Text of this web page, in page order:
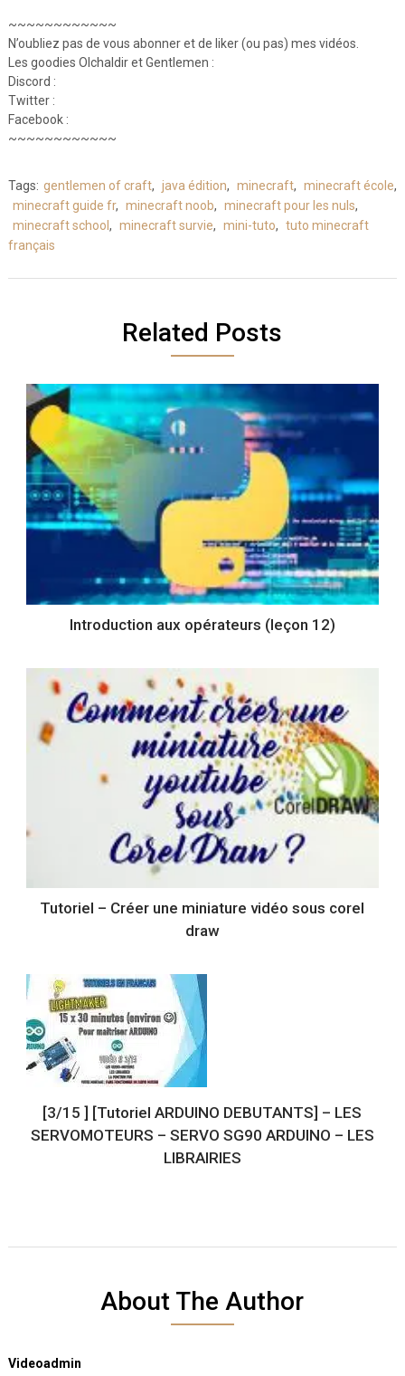
~~~~~~~~~~~~
N’oubliez pas de vous abonner et de liker (ou pas) mes vidéos.
Les goodies Olchaldir et Gentlemen :
Discord :
Twitter :
Facebook :
~~~~~~~~~~~~
Tags: gentlemen of craft, java édition, minecraft, minecraft école,
minecraft guide fr, minecraft noob, minecraft pour les nuls,
minecraft school , minecraft survie, mini-tuto, tuto minecraft
français
Related Posts
Introduction aux opérateurs (leçon 12)
Tutoriel – Créer une miniature vidéo sous corel
draw
[3/15 ] [Tutoriel ARDUINO DEBUTANTS] – LES
SERVOMOTEURS – SERVO SG90 ARDUINO – LES
LIBRAIRIES
About The Author
Videoadmin